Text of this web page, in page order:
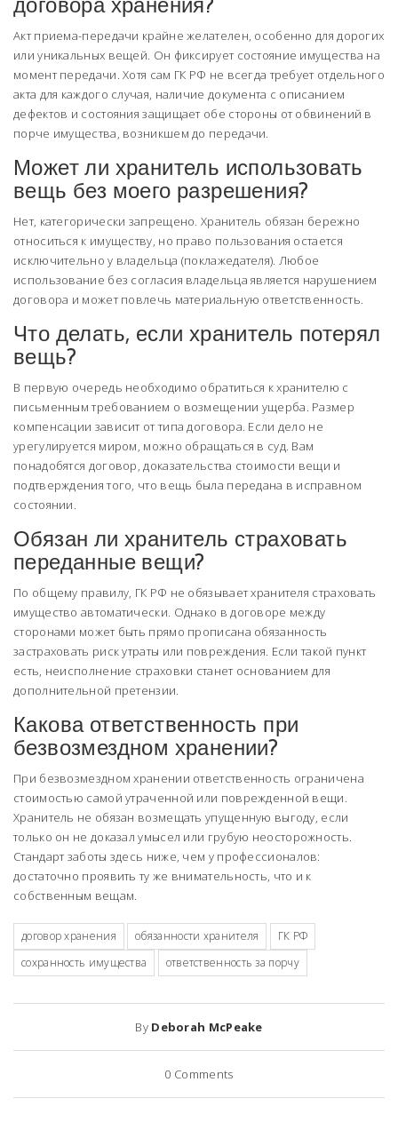
Акт приема-передачи крайне желателен, особенно для дорогих
или уникальных вещей. Он фиксирует состояние имущества на
момент передачи. Хотя сам ГК РФ не всегда требует отдельного
акта для каждого случая, наличие документа с описанием
дефектов и состояния защищает обе стороны от обвинений в
порче имущества, возникшем до передачи.
Может ли хранитель использовать
вещь без моего разрешения?
Нет, категорически запрещено. Хранитель обязан бережно
относиться к имуществу, но право пользования остается
исключительно у владельца (поклажедателя). Любое
использование без согласия владельца является нарушением
договора и может повлечь материальную ответственность.
Что делать, если хранитель потерял
вещь?
В первую очередь необходимо обратиться к хранителю с
письменным требованием о возмещении ущерба. Размер
компенсации зависит от типа договора. Если дело не
урегулируется миром, можно обращаться в суд. Вам
понадобятся договор, доказательства стоимости вещи и
подтверждения того, что вещь была передана в исправном
состоянии.
Обязан ли хранитель страховать
переданные вещи?
По общему правилу, ГК РФ не обязывает хранителя страховать
имущество автоматически. Однако в договоре между
сторонами может быть прямо прописана обязанность
застраховать риск утраты или повреждения. Если такой пункт
есть, неисполнение страховки станет основанием для
дополнительной претензии.
Какова ответственность при
безвозмездном хранении?
При безвозмездном хранении ответственность ограничена
стоимостью самой утраченной или поврежденной вещи.
Хранитель не обязан возмещать упущенную выгоду, если
только он не доказал умысел или грубую неосторожность.
Стандарт заботы здесь ниже, чем у профессионалов:
достаточно проявить ту же внимательность, что и к
собственным вещам.
договор хранения обязанности хранителя
ГК РФ
сохранность имущества
ответственность за порчу
By Deborah McPeake
0 Comments